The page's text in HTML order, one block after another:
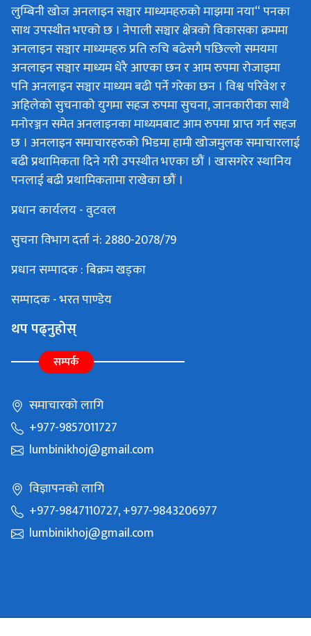
लुम्बिनी खोज अनलाइन सञ्चार माध्यमहरुको माझमा नया“ पनका
साथ उपस्थीत भएको छ । नेपाली सञ्चार क्षेत्रको विकासका क्रममा
अनलाइन सञ्चार माध्यमहरु प्रति रुचि बढेसगै पछिल्लो समयमा
अनलाइन सञ्चार माध्यम धेरै आएका छन र आम रुपमा रोजाइमा
पनि अनलाइन सञ्चार माध्यम बढी पर्ने गरेका छन । विश्व परिवेश र
अहिलेको सुचनाको युगमा सहज रुपमा सुचना, जानकारीका साथै
मनोरञ्जन समेत अनलाइनका माध्यमबाट आम रुपमा प्राप्त गर्न सहज
छ । अनलाइन समाचारहरुको भिडमा हामी खोजमुलक समाचारलाई
बढी प्रथामिकता दिने गरी उपस्थीत भएका छौं । खासगरेर स्थानिय
पनलाई बढी प्रथामिकतामा राखेका छौं ।
प्रधान कार्यलय - वुटवल
सुचना विभाग दर्ता नं: 2880-2078/79
प्रधान सम्पादक : बिक्रम खड्का
सम्पादक - भरत पाण्डेय
थप पढ्नुहोस्
सम्पर्क
समाचारको लागि
+977-9857011727
lumbinikhoj@gmail.com
विज्ञापनको लागि
+977-9847110727, +977-9843206977
lumbinikhoj@gmail.com